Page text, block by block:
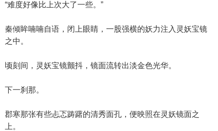
“难度好像比上次大了一些。”
秦倾眸喃喃自语，闭上眼睛，一股强横的妖力注入灵妖宝镜
之中。
顷刻间，灵妖宝镜颤抖，镜面流转出淡金色光华。
下一刹那。
郡寒那张有些忐忑踌躇的清秀面孔，便映照在灵妖镜面之
上。